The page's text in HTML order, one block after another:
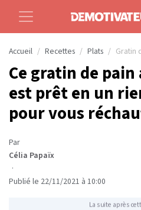
Accueil Recettes Plats Gratin
Ce gratin de
est prêt en un
pour vous
Par
Célia Papaïx
·
Publié le 22/11/2021 à 10:00
La suite après